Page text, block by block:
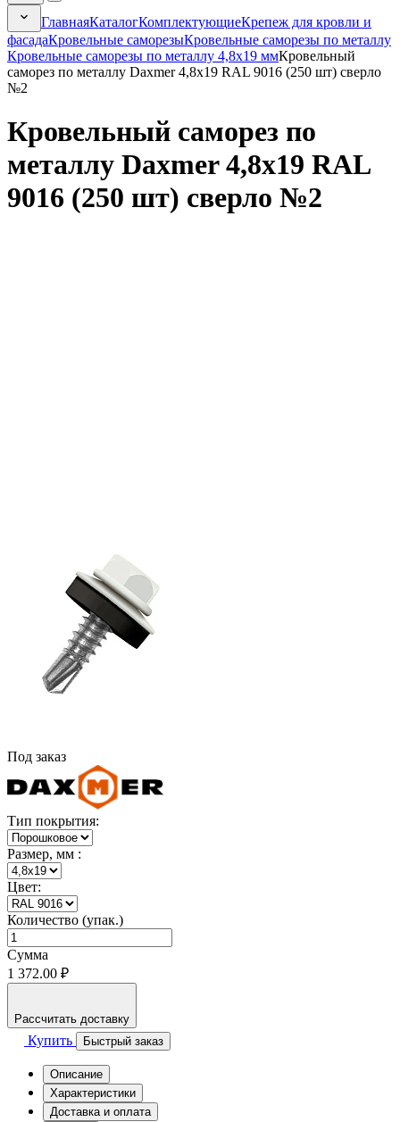
ГлавнаяКаталогКомплектующиеКрепеж для кровли и
фасадаКровельные саморезыКровельные саморезы по металлу
Кровельные саморезы по металлу 4,8x19 ммКровельный
саморез по металлу Daxmer 4,8x19 RAL 9016 (250 шт) сверло
№2
Кровельный саморез по
металлу Daxmer 4,8x19 RAL
9016 (250 шт) сверло №2
Под заказ
Тип покрытия:
Размер, мм :
Цвет:
Количество (упак.)
Сумма
1 372.00 ₽
Рассчитать доставку
Купить Быстрый заказ
Описание
Характеристики
Доставка и оплата